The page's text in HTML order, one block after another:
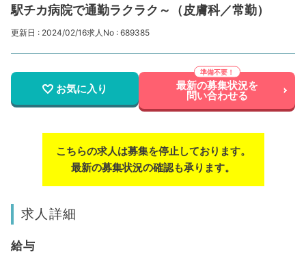
駅チカ病院で通勤ラクラク～（皮膚科／常勤）
更新日 : 2024/02/16求人No : 689385
お気に入り 最新の募集状況を
問い合わせる
こちらの求人は募集を停止しております。
最新の募集状況の確認も承ります。
求人詳細
給与